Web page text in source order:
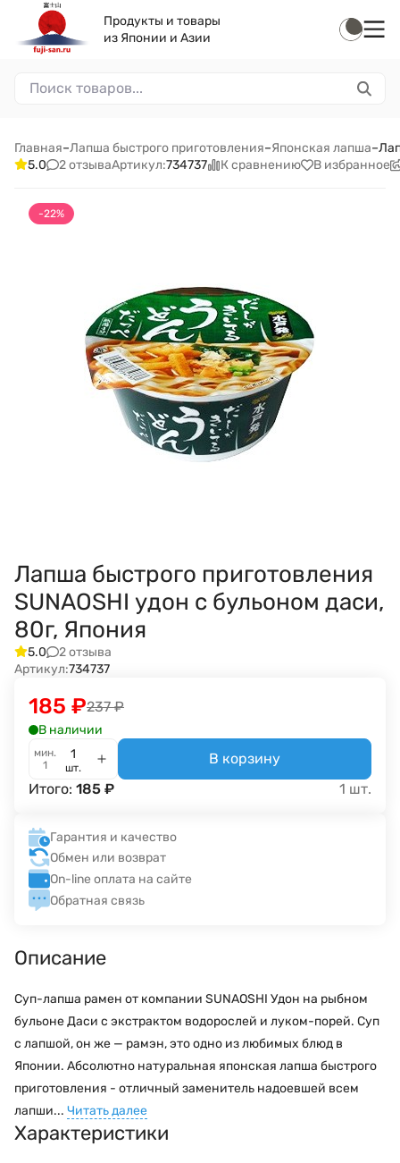
Продукты и товары
из Японии и Азии
Главная–Лапша быстрого приготовления–Японская лапша–
5.0
2 отзываАртикул:734737 К сравнению В избранное
-22%
Лапша быстрого приготовления
SUNAOSHI удон c бульоном даси,
80г, Япония
5.0
2 отзыва
Артикул:734737
237 ₽
185 ₽
В наличии
мин.
1
шт.
В корзину
Итого: 185 ₽ 1 шт.
Гарантия и качество
Обмен или возврат
On-line оплата на сайте
Обратная связь
Описание
Суп-лапша рамен от компании SUNAOSHI Удон на рыбном
бульоне Даси с экстрактом водорослей и луком-порей. Суп
с лапшой, он же — рамэн, это одно из любимых блюд в
Японии. Абсолютно натуральная японская лапша быстрого
приготовления - отличный заменитель надоевшей всем
лапши... Читать далее
Характеристики